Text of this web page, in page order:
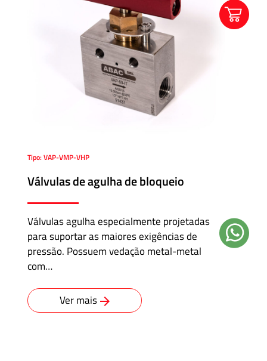
Tipo: VAP-VMP-VHP
Válvulas de agulha de bloqueio
Válvulas agulha especialmente projetadas
para suportar as maiores exigências de
pressão. Possuem vedação metal-metal
com…
Ver mais